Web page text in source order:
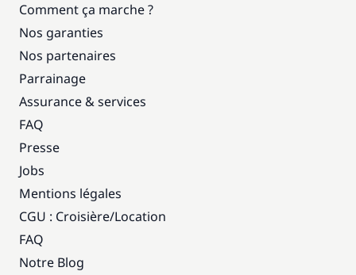
Comment ça marche ?
Nos garanties
Nos partenaires
Parrainage
Assurance & services
FAQ
Presse
Jobs
Mentions légales
CGU : Croisière/Location
FAQ
Notre Blog